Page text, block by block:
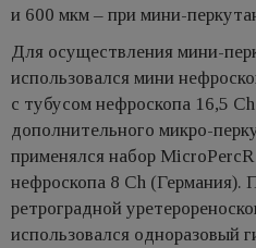
и 600 мкм – при мини-
Для осуществления мини-
использовался мини
с тубусом нефроскопа 16,5
дополнительного микро-
применялся набор
нефроскопа 8 Ch (Германия).
ретроградной
использовался одноразовый